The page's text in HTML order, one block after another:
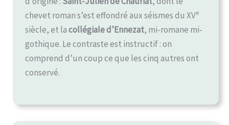
chevet roman s’est effondré aux séismes du XVe
siècle, et lacollégiale d’Ennezat, mi-romane mi-
gothique. Le contraste est instructif : on
comprend d’un coup ce que les cinq autres ont
conservé.